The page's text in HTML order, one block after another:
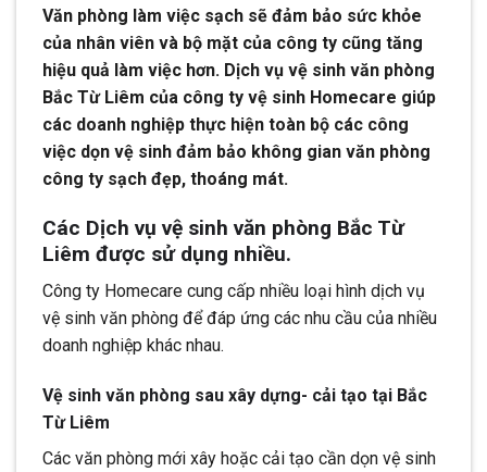
Văn phòng làm việc sạch sẽ đảm bảo sức khỏe
của nhân viên và bộ mặt của công ty cũng tăng
hiệu quả làm việc hơn. Dịch vụ vệ sinh văn phòng
Bắc Từ Liêm của công ty vệ sinh Homecare giúp
các doanh nghiệp thực hiện toàn bộ các công
việc dọn vệ sinh đảm bảo không gian văn phòng
công ty sạch đẹp, thoáng mát.
Các Dịch vụ vệ sinh văn phòng Bắc Từ
Liêm được sử dụng nhiều.
Công ty Homecare cung cấp nhiều loại hình dịch vụ
vệ sinh văn phòng để đáp ứng các nhu cầu của nhiều
doanh nghiệp khác nhau.
Vệ sinh văn phòng sau xây dựng- cải tạo tại Bắc
Từ Liêm
Các văn phòng mới xây hoặc cải tạo cần dọn vệ sinh